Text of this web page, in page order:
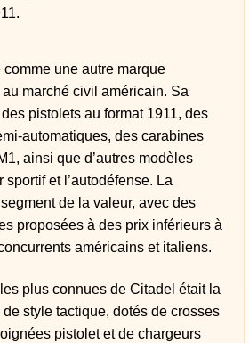
une autre marque
marché civil américain. Sa
pistolets au format 1911, des
automatiques, des carabines
ainsi que d’autres modèles
sportif et l’autodéfense. La
de la valeur, avec des
proposées à des prix inférieurs à
américains et italiens.
les plus connues de Citadel était la
style tactique, dotés de crosses
pistolet et de chargeurs